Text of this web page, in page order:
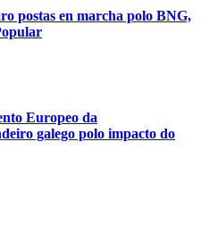
postas en marcha polo BNG,
Europeo da
galego polo impacto do